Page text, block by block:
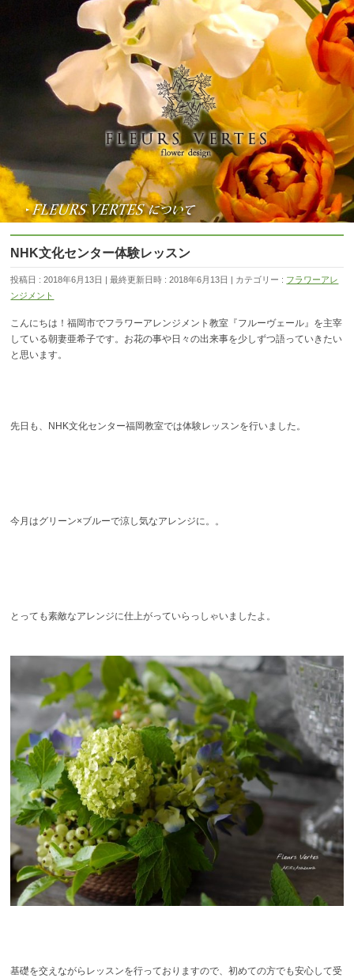
NHK文化センター体験レッスン
投稿日 : 2018年6月13日 最終更新日時 : 2018年6月13日 カテゴリー : フラワーアレ
ンジメント
こんにちは！福岡市でフラワーアレンジメント教室『フルーヴェール』を主宰
している朝妻亜希子です。お花の事や日々の出来事を少しずつ語っていきたい
と思います。
先日も、NHK文化センター福岡教室では体験レッスンを行いました。
今月はグリーン×ブルーで涼し気なアレンジに。。
とっても素敵なアレンジに仕上がっていらっしゃいましたよ。
基礎を交えながらレッスンを行っておりますので、初めての方でも安心して受